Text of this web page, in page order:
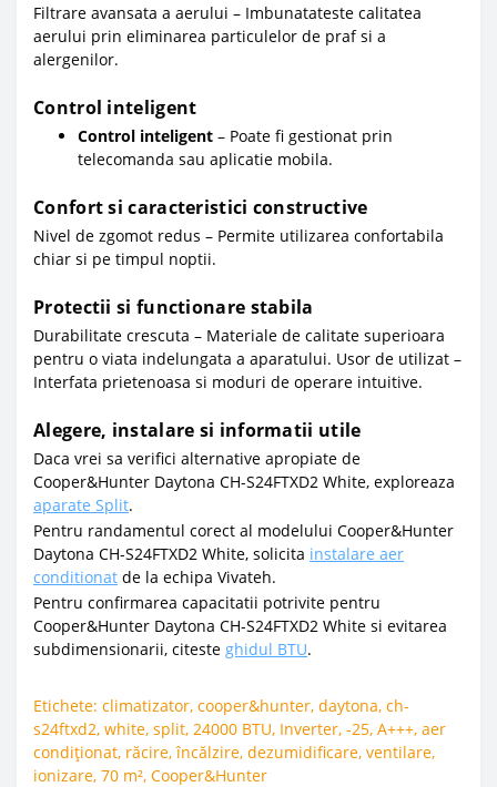
Filtrare avansata a aerului – Imbunatateste calitatea
aerului prin eliminarea particulelor de praf si a
alergenilor.
Control inteligent
Control inteligent – Poate fi gestionat prin
telecomanda sau aplicatie mobila.
Confort si caracteristici constructive
Nivel de zgomot redus – Permite utilizarea confortabila
chiar si pe timpul noptii.
Protectii si functionare stabila
Durabilitate crescuta – Materiale de calitate superioara
pentru o viata indelungata a aparatului. Usor de utilizat –
Interfata prietenoasa si moduri de operare intuitive.
Alegere, instalare si informatii utile
Daca vrei sa verifici alternative apropiate de
Cooper&Hunter Daytona CH-S24FTXD2 White, exploreaza
aparate Split.
Pentru randamentul corect al modelului Cooper&Hunter
Daytona CH-S24FTXD2 White, solicita instalare aer
conditionat de la echipa Vivateh.
Pentru confirmarea capacitatii potrivite pentru
Cooper&Hunter Daytona CH-S24FTXD2 White si evitarea
subdimensionarii, citeste ghidul BTU.
Etichete: climatizator, cooper&hunter, daytona, ch-
s24ftxd2, white, split, 24000 BTU, Inverter, -25, A+++, aer
condiționat, răcire,încălzire, dezumidificare, ventilare,
ionizare, 70 m², Cooper&Hunter